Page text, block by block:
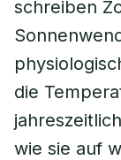
schreiben
die
wie sie auf